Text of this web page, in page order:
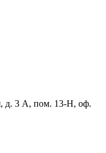
д. 3 А, пом. 13-Н, оф.